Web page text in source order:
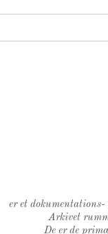
er et
Arkivet
De er de